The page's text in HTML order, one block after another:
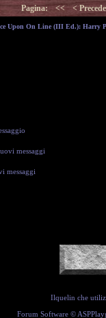
Pagina: << <
Upon On Line (III Ed.): Harry
messaggi
messaggi
Ilquelin che
Forum Software ©